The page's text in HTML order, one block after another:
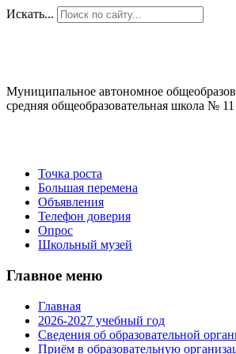
Искать...
Муниципальное автономное
средняя общеобразовательная школа № 11
Точка роста
Большая перемена
Объявления
Телефон доверия
Опрос
Школьный музей
Главное меню
Главная
2026-2027 учебный год
Сведения об образовательной
Приём в образовательную